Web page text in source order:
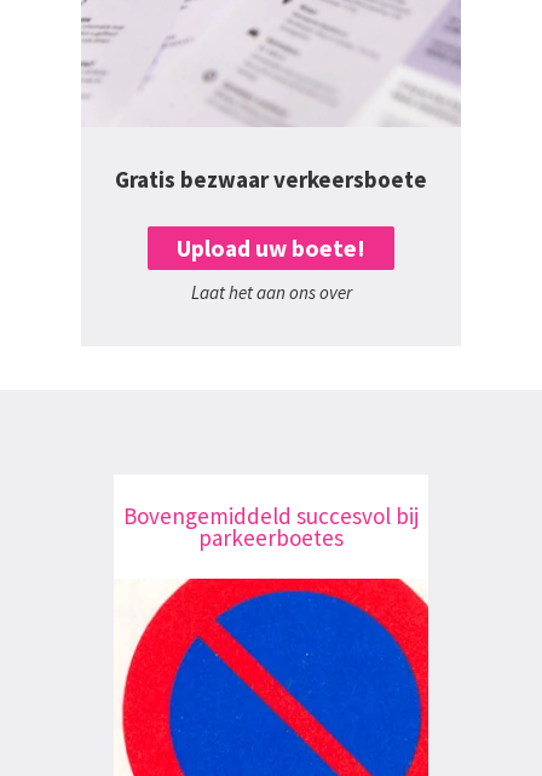
Gratis bezwaar verkeersboete
Upload uw boete!
Laat het aan ons over
Bovengemiddeld succesvol bij
parkeerboetes